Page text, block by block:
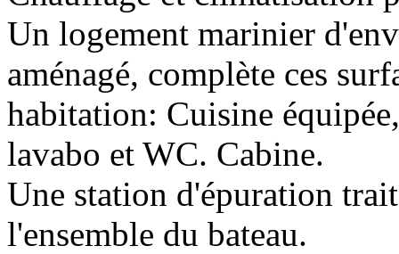
Un logement marinier
aménagé, complète ces
habitation: Cuisine
lavabo et WC. Cabine.
Une station d'épuration
l'ensemble du bateau.